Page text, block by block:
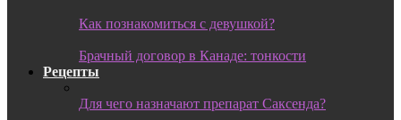
Как познакомиться с девушкой?
Брачный договор в Канаде: тонкости
Рецепты
Для чего назначают препарат Саксенда?